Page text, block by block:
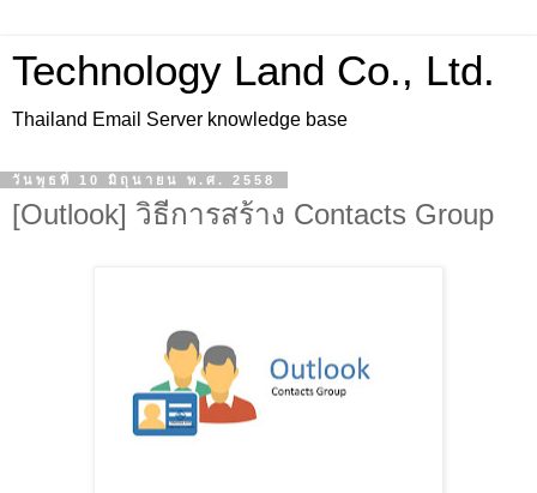
Technology Land Co., Ltd.
Thailand Email Server knowledge base
วันพุธที่ 10 มิถุนายน พ.ศ. 2558
[Outlook] วิธีการสร้าง Contacts Group